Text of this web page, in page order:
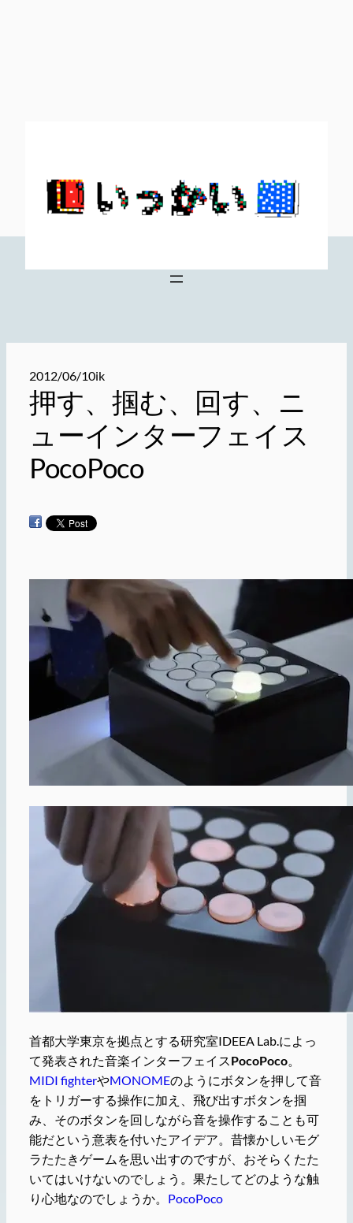
2012/06/10ik
押す、掴む、回す、ニ
ューインターフェイス
PocoPoco
首都大学東京を拠点とする研究室IDEEA Lab.によっ
て発表された音楽インターフェイスPocoPoco。
MIDI fighterやMONOMEのようにボタンを押して音
をトリガーする操作に加え、飛び出すボタンを掴
み、そのボタンを回しながら音を操作することも可
能だという意表を付いたアイデア。昔懐かしいモグ
ラたたきゲームを思い出すのですが、おそらくたた
いてはいけないのでしょう。果たしてどのような触
り心地なのでしょうか。 PocoPoco